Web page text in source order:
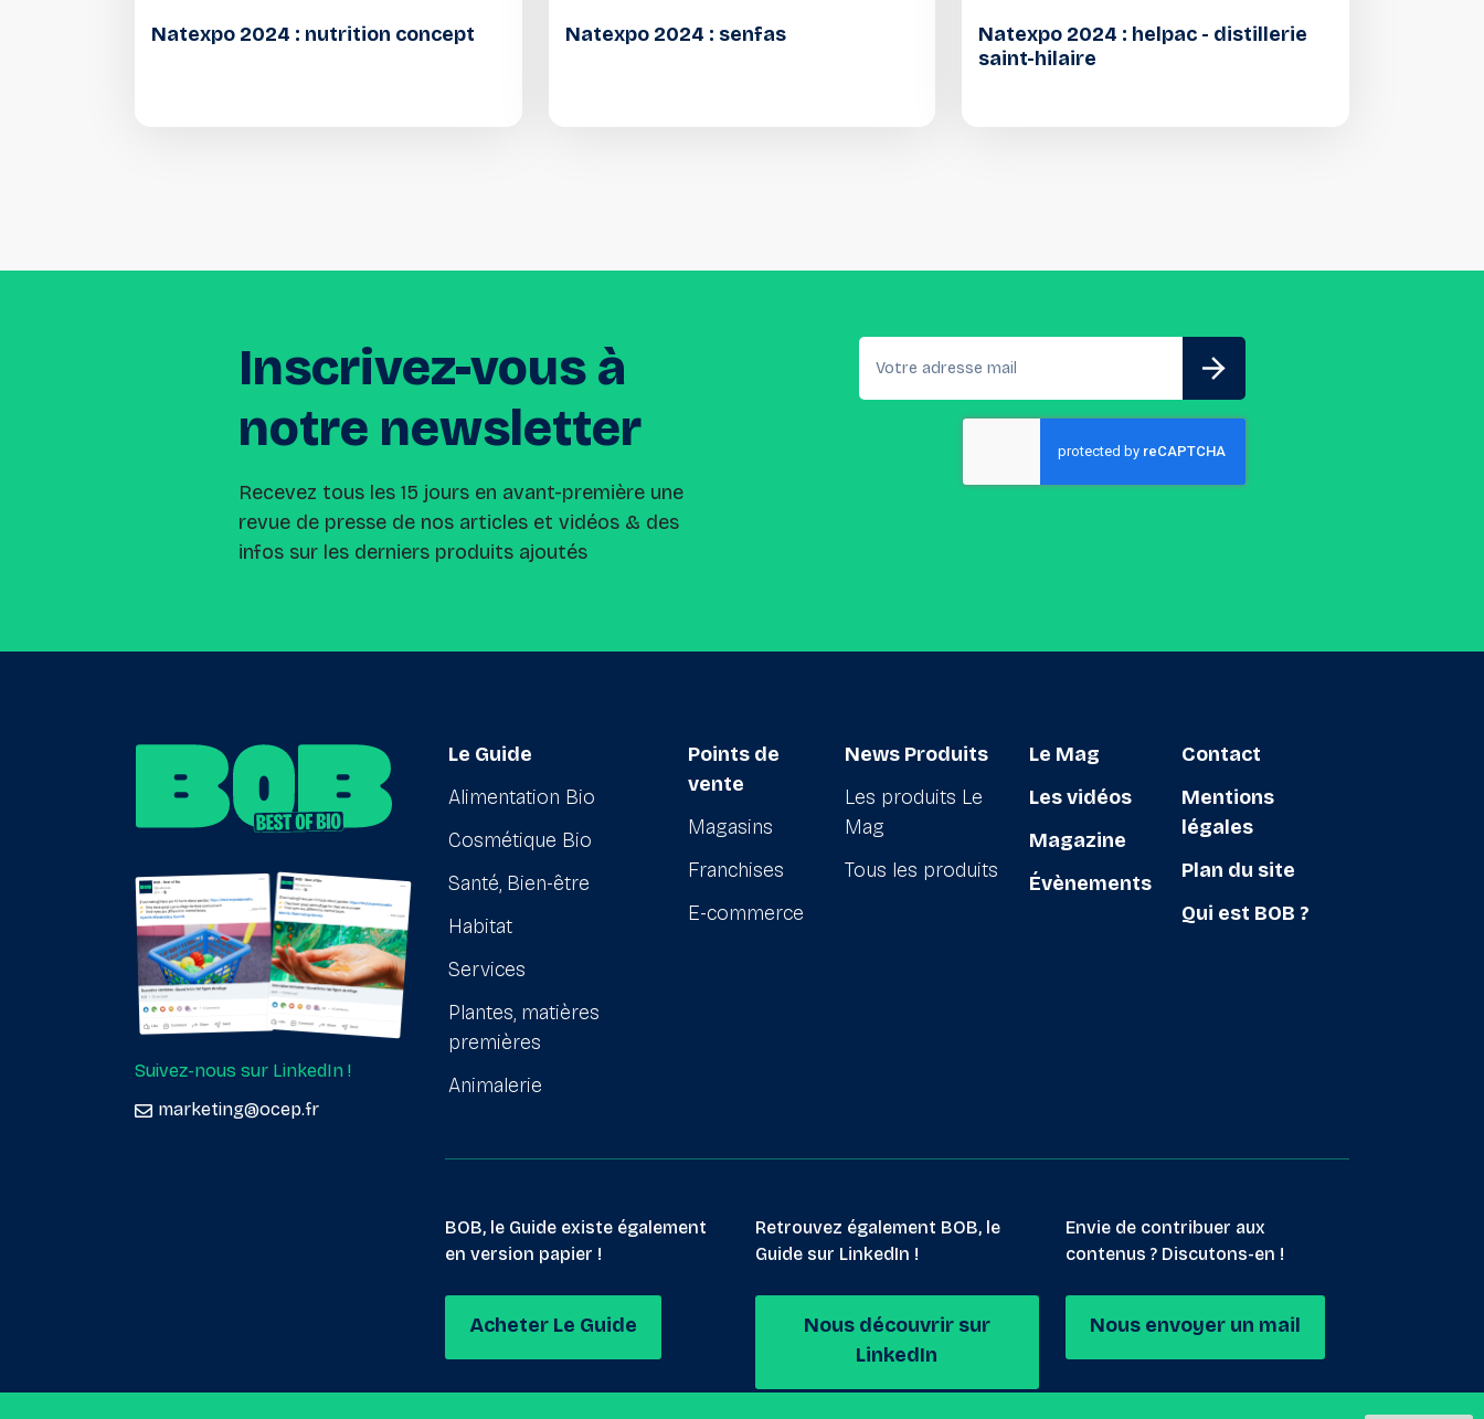
Natexpo 2024 : nutrition concept Natexpo 2024 : senfas
Natexpo 2024 : helpac - distillerie
saint-hilaire
Inscrivez-vous à
notre newsletter
Recevez tous les 15 jours en avant-première une
revue de presse de nos articles et vidéos & des
infos sur les derniers produits ajoutés
Suivez-nous sur LinkedIn !
marketing@ocep.fr
Le Guide
Alimentation Bio
Cosmétique Bio
Santé, Bien-être
Habitat
Services
Plantes, matières
premières
Animalerie
Points de
vente
Magasins
Franchises
E-commerce
News Produits
Les produits Le
Mag
Tous les produits
Le Mag
Les vidéos
Magazine
Évènements
Contact
Mentions
légales
Plan du site
Qui est BOB ?
BOB, le Guide existe également
en version papier !
Acheter Le Guide
Retrouvez également BOB, le
Guide sur LinkedIn !
Nous découvrir sur
LinkedIn
Envie de contribuer aux
contenus ? Discutons-en !
Nous envoyer un mail